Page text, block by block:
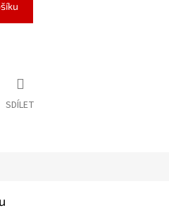
SDÍLET